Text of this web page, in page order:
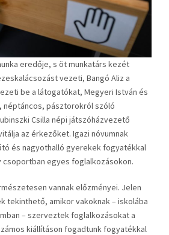
eredője, s öt munkatárs kezét
vezeti, Bangó Aliz a
be a látogatókat, Megyeri István és
néptáncos, pásztorokról szóló
Csilla népi játszóházvezető
az érkezőket. Igazi nóvumnak
és nagyothalló gyerekek fogyatékkal
egyes foglalkozásokon.
vannak előzményei. Jelen
tekinthető, amikor vakoknak – iskolába
– szerveztek foglalkozásokat a
kiállításon fogadtunk fogyatékkal